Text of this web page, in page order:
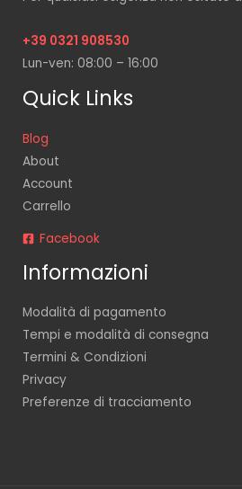
+39 0321 908530
Lun-ven: 08:00 – 16:00
Quick Links
Blog
About
Account
Carrello
Facebook
Informazioni
Modalità di pagamento
Tempi e modalità di consegna
Termini & Condizioni
Privacy
Preferenze di tracciamento